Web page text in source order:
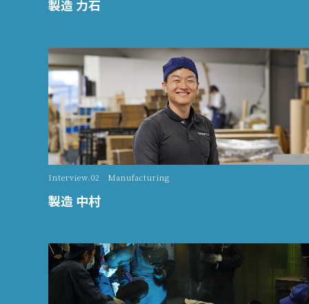
製造 力石
Interview.02 Manufacturing
製造 中村